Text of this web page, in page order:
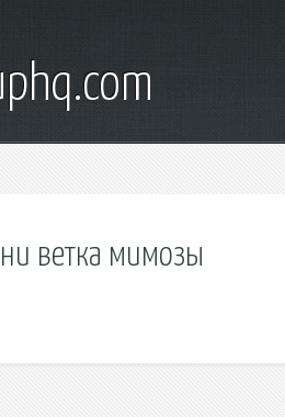
ветка мимозы